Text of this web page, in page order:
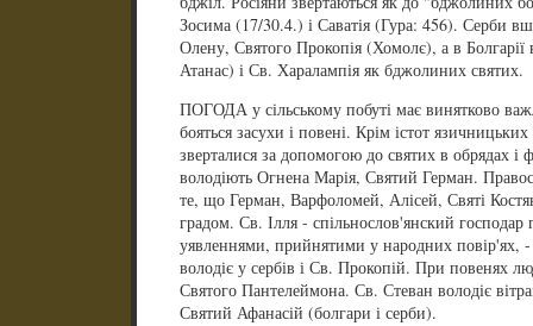
Зосима (17/30.4.) і Саватія (Гура: 456). Серби
Олену, Святого Прокопія (Хомолє), а в
Атанас) і Св. Харалампія як бджолиних святих.
ПОГОДА у сільському побуті має винятково
бояться засухи і повені. Крім істот
зверталися за допомогою до святих в обрядах
володіють Огнена Марія, Святий Герман.
те, що Герман, Варфоломей, Алісей, Святі
градом. Св. Ілля - спільнослов'янский господар
уявленнями, прийнятими у народних повір'ях, -
володіє у сербів і Св. Прокопій. При повенях
Святого Пантелеймона. Св. Стеван володіє
Святий Афанасій (болгари і серби).